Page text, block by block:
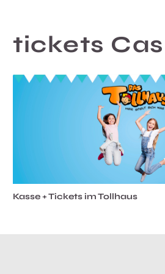
tickets
Kasse + Tickets im Tollhaus